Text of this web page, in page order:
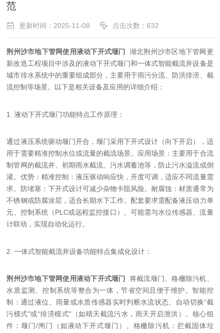
范
更新时间：2025-11-08 点击次数：632
荆州沙市地下管网使用液动下开式堰门 湖北荆州沙市区地下管网更
新改造工程项目中涉及的液动下开式堰门和一体式智能截流井设备是
城市排水系统中的重要组成部分，主要用于雨污分流、防洪排涝、截
流控制等场景。以下是相关设备及应用的详细介绍：
1. 液动下开式堰门功能特点工作原理：
通过液压系统驱动堰门开合，堰门采用下开式设计（向下开启），适
用于需要精准控制水位或流量的截流场景。应用场景：主要用于合流
制管网的截流井、初期雨水截流、污水调蓄池等，防止污水溢流或倒
灌。优势：精准控制：液压驱动响应快，开度可调，适应不同流量需
求。防堵塞：下开式设计可减少杂物卡阻风险。耐腐蚀：材质通常为
不锈钢或防腐涂层，适合长期水下工作。配套要求需配备液压动力单
元、控制系统（PLC或远程监控接口）。可能需与水位传感器、流量
计联动，实现自动化运行。
2. 一体式智能截流井设备功能特点集成化设计：
荆州沙市地下管网使用液动下开式堰门 将截流堰门、格栅除污机、
水质监测、控制系统等整合为一体，节省空间且便于维护。智能控
制：通过液位、雨量或水质传感器实时判断水流状态。自动切换“截
污模式"或“排涝模式"（如晴天截流污水，雨天开启泄洪）。核心组
件：堰门/闸门（如液动下开式堰门）。格栅除污机：拦截固体垃